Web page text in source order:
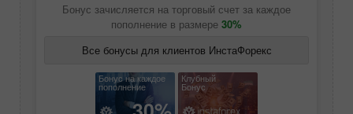
Бонус зачисляется на торговый счет за каждое
пополнение в размере 30%
Все бонусы для клиентов ИнстаФорекс
Бонус на каждое
пополнение
Клубный
Бонус